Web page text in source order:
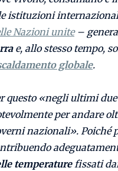
istituzioni
Nazioni unite–
e, allo stesso tempo,
globale.
questo «negli ultimi
per andare
nazionali». Poiché
temperaturefissati